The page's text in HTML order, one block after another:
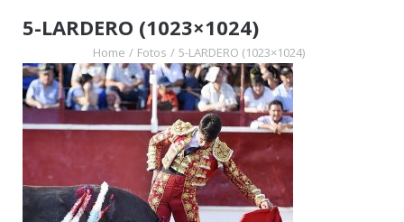
5-LARDERO (1023×1024)
Home / Fotos / 5-LARDERO (1023×1024)